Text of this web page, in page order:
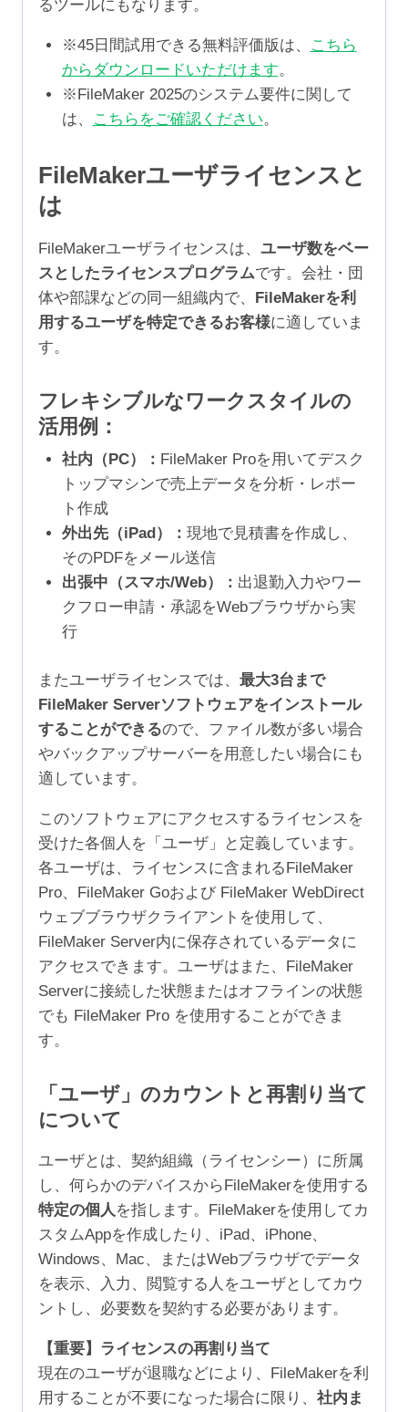
るツールにもなります。
※45日間試用できる無料評価版は、
こちら
からダウンロードいただけます。
※FileMaker 2025のシステム要件に関して
は、
こちらをご確認ください。
FileMakerユーザライセンスと
は
FileMakerユーザライセンスは、 ユーザ数をベー
スとしたライセンスプログラムです。会社・団
体や部課などの同一組織内で、
FileMakerを利
用するユーザを特定できるお客様に適していま
す。
フレキシブルなワークスタイルの
活用例：
社内（PC）： FileMaker Proを用いてデスク
トップマシンで売上データを分析・レポー
ト作成
外出先（iPad）： 現地で見積書を作成し、
そのPDFをメール送信
出張中（スマホ/Web）： 出退勤入力やワー
クフロー申請・承認をWebブラウザから実
行
またユーザライセンスでは、 最大3台まで
FileMaker Serverソフトウェアをインストール
することができるので、ファイル数が多い場合
やバックアップサーバーを用意したい場合にも
適しています。
このソフトウェアにアクセスするライセンスを
受けた各個人を「ユーザ」と定義しています。
各ユーザは、ライセンスに含まれるFileMaker
Pro、FileMaker Goおよび FileMaker WebDirect
ウェブブラウザクライアントを使用して、
FileMaker Server内に保存されているデータに
アクセスできます。ユーザはまた、FileMaker
Serverに接続した状態またはオフラインの状態
でも FileMaker Pro を使用することができま
す。
「ユーザ」のカウントと再割り当て
について
ユーザとは、契約組織（ライセンシー）に所属
し、何らかのデバイスからFileMakerを使用する
特定の個人 を指します。FileMakerを使用してカ
スタムAppを作成したり、iPad、iPhone、
Windows、Mac、またはWebブラウザでデータ
を表示、入力、閲覧する人をユーザとしてカウ
ントし、必要数を契約する必要があります。
【重要】ライセンスの再割り当て
現在のユーザが退職などにより、FileMakerを利
用することが不要になった場合に限り、 社内ま